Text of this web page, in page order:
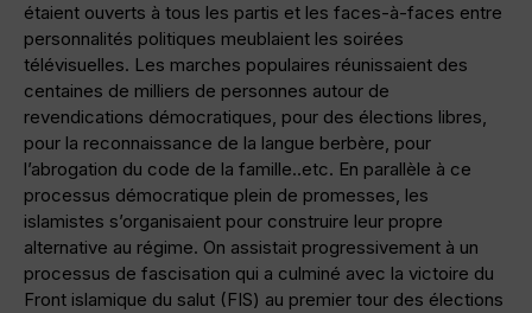
étaient ouverts à tous les partis et les faces-à-faces entre
personnalités politiques meublaient les soirées
télévisuelles. Les marches populaires réunissaient des
centaines de milliers de personnes autour de
revendications démocratiques, pour des élections libres,
pour la reconnaissance de la langue berbère, pour
l’abrogation du code de la famille..etc. En parallèle à ce
processus démocratique plein de promesses, les
islamistes s’organisaient pour construire leur propre
alternative au régime. On assistait progressivement à un
processus de fascisation qui a culminé avec la victoire du
Front islamique du salut (FIS) au premier tour des élections